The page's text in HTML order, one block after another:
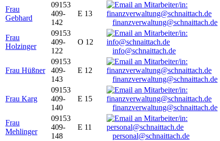
Frau
Gebhard
09153
409-
142
E 13
finanzverwaltung@schnaittach.de
Frau
Holzinger
09153
409-
122
O 12
info@schnaittach.de
Frau Hüßner
09153
409-
143
E 12
finanzverwaltung@schnaittach.de
Frau Karg
09153
409-
140
E 15
finanzverwaltung@schnaittach.de
Frau
Mehlinger
09153
409-
148
E 11
personal@schnaittach.de